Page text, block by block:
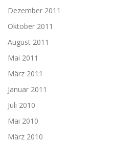
Dezember 2011
Oktober 2011
August 2011
Mai 2011
März 2011
Januar 2011
Juli 2010
Mai 2010
März 2010